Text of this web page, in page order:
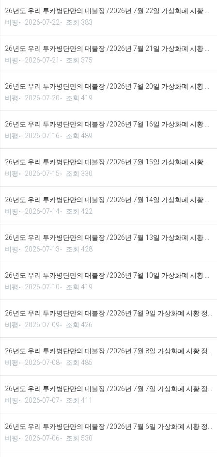
비평
2026-07-22 조회 383
비평
2026-07-21 조회 375
비평
2026-07-20 조회 419
비평
2026-07-16 조회 489
비평
2026-07-15 조회 330
비평
2026-07-14 조회 422
비평
2026-07-13 조회 428
비평
2026-07-10 조회 419
비평
2026-07-09 조회 426
비평
2026-07-08 조회 485
비평
2026-07-07 조회 411
비평
2026-07-06 조회 530